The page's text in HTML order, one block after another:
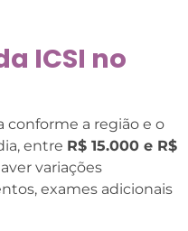
ICSI no
conforme a região e o
entre R$ 15.000 e R$
variações
exames adicionais